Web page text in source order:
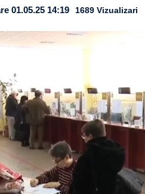
01.05.25 14:19 1689 Vizualizari